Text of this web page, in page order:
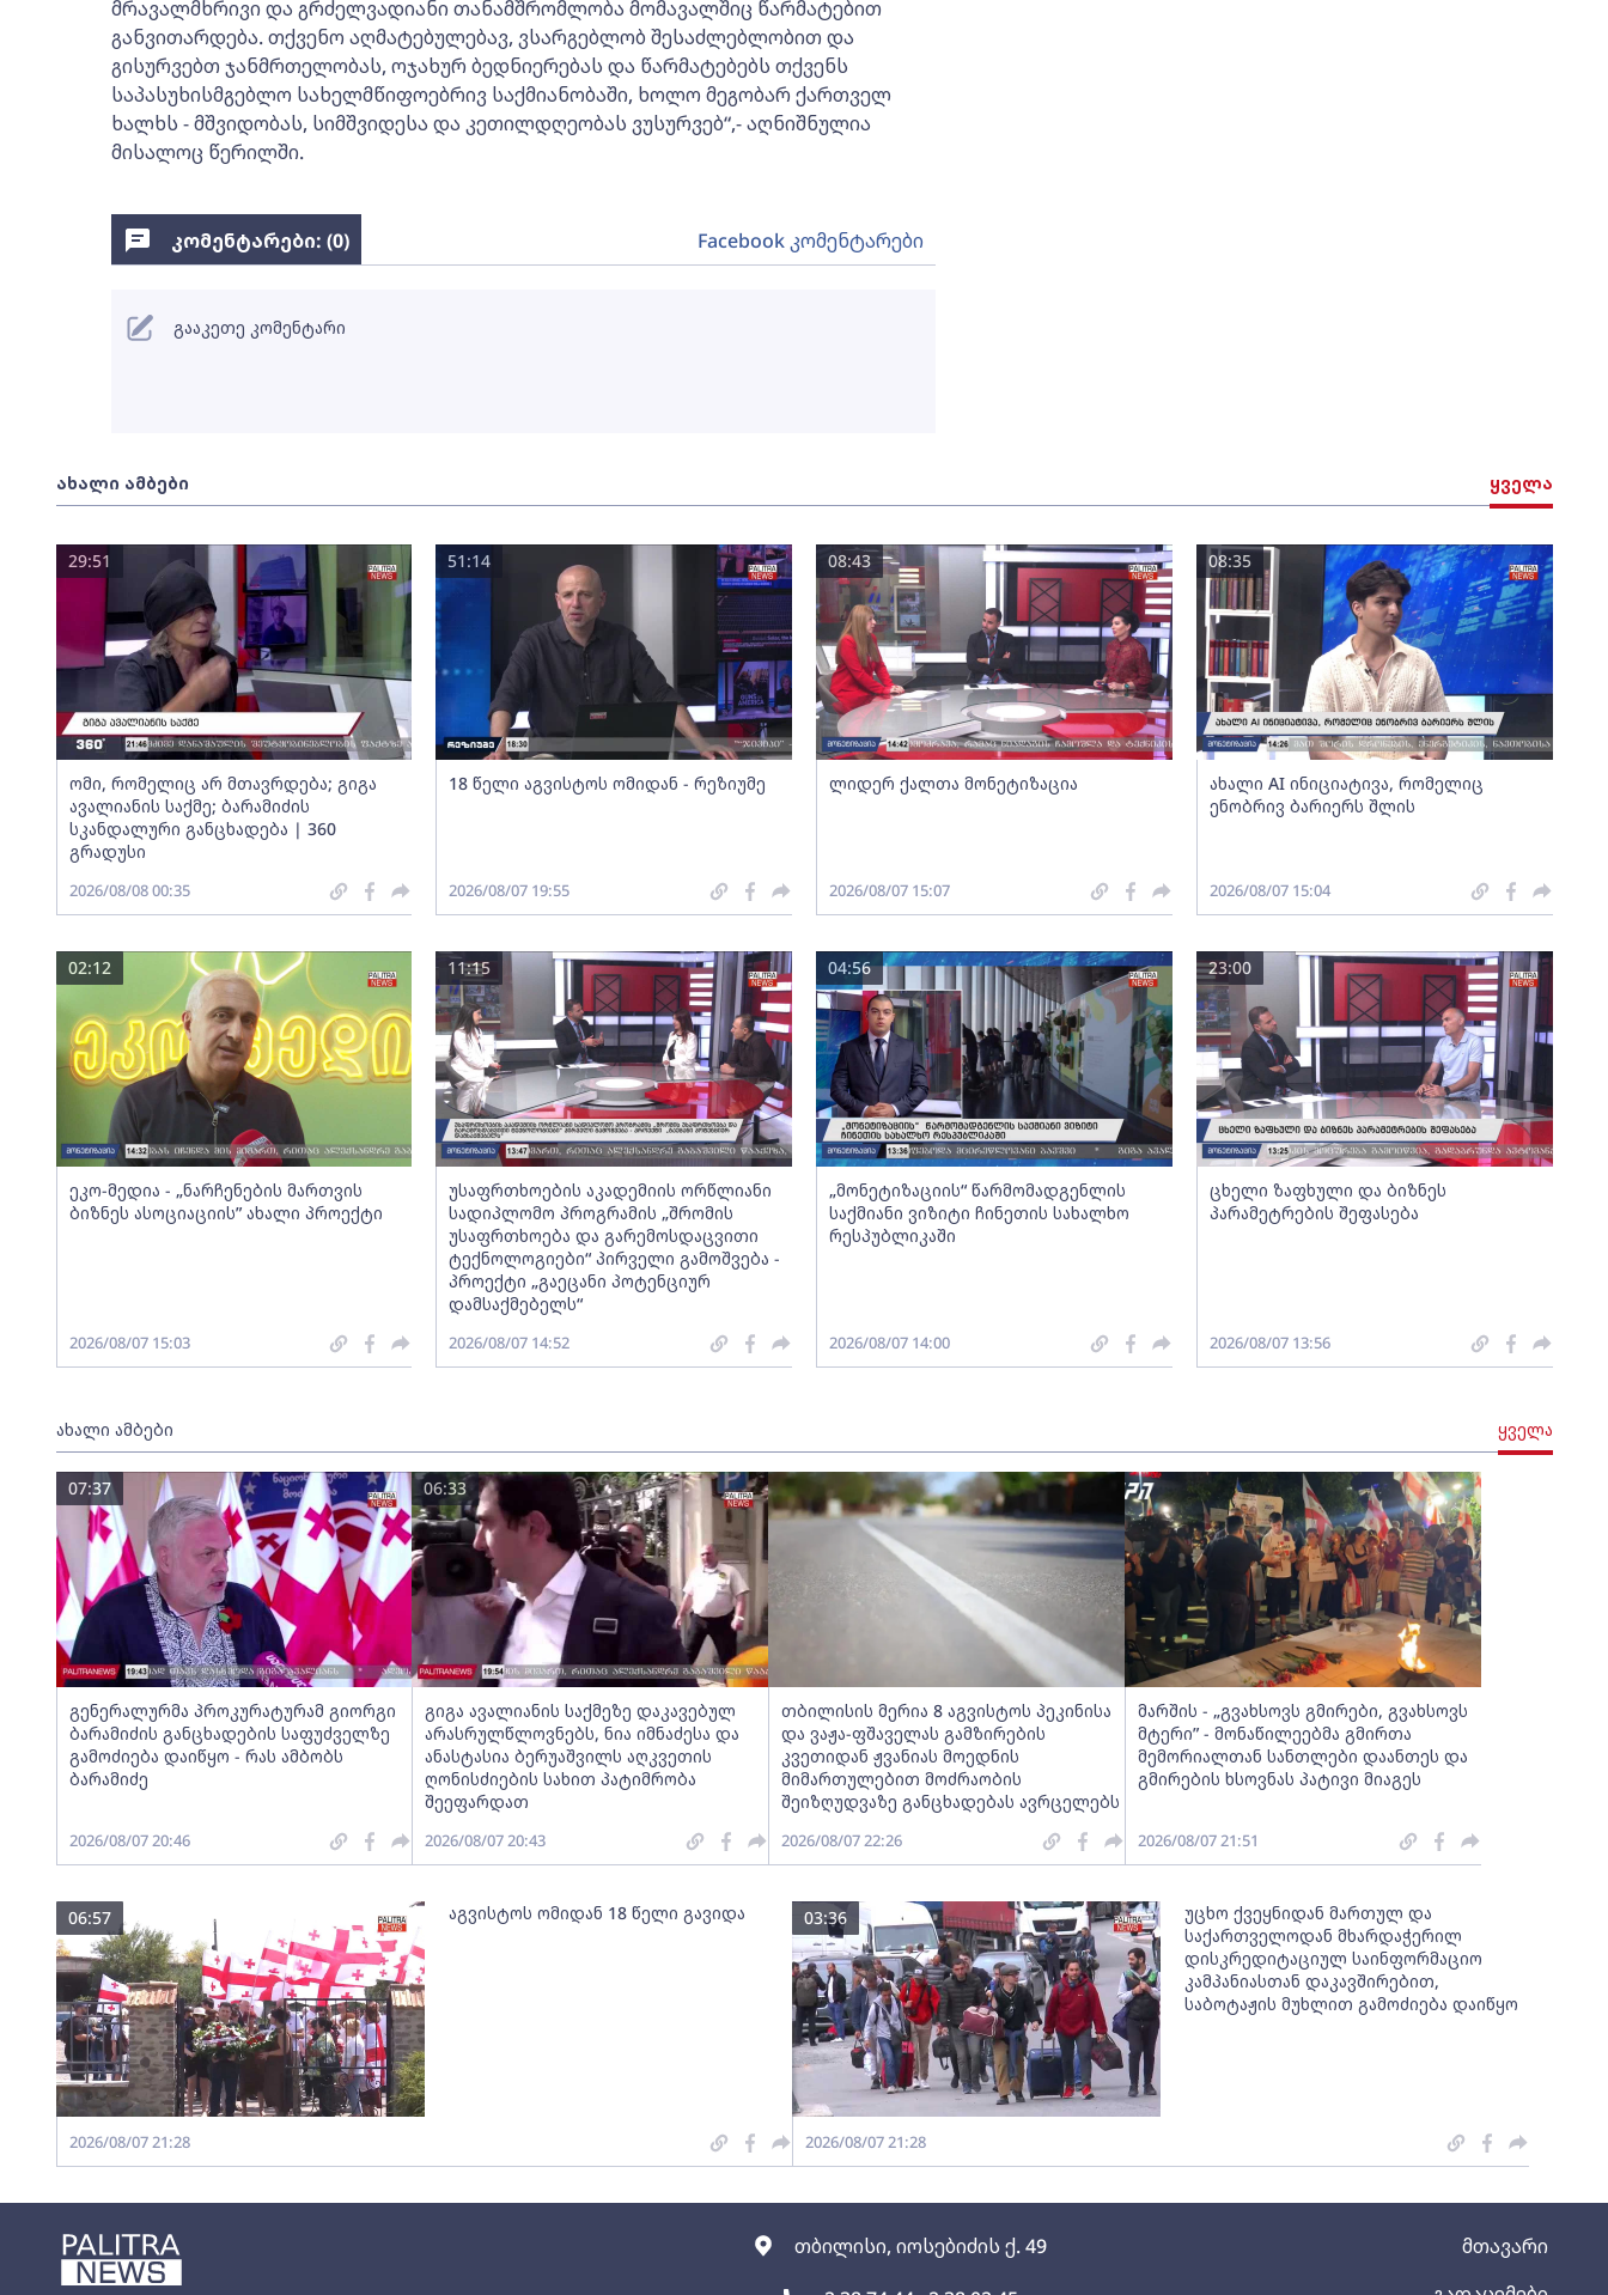
თბილისი, იოსებიძის ქ. 49
მთავარი
მრავალმხრივი და გრძელვადიანი თანამშრომლობა მომავალშიც წარმატებით
განვითარდება. თქვენო აღმატებულებავ, ვსარგებლობ შესაძლებლობით და
გისურვებთ ჯანმრთელობას, ოჯახურ ბედნიერებას და წარმატებებს თქვენს
საპასუხისმგებლო სახელმწიფოებრივ საქმიანობაში, ხოლო მეგობარ ქართველ
ხალხს - მშვიდობას, სიმშვიდესა და კეთილდღეობას ვუსურვებ“,- აღნიშნულია
მისალოც წერილში.
ახალი ამბები ყველა
ომი, რომელიც არ მთავრდება; გიგა
ავალიანის საქმე; ბარამიძის
სკანდალური განცხადება | 360
გრადუსი
29:51
2026/08/08 00:35
18 წელი აგვისტოს ომიდან - რეზიუმე
51:14
2026/08/07 19:55
ლიდერ ქალთა მონეტიზაცია
08:43
2026/08/07 15:07
ახალი AI ინიციატივა, რომელიც
ენობრივ ბარიერს შლის
08:35
2026/08/07 15:04
ეკო-მედია - „ნარჩენების მართვის
ბიზნეს ასოციაციის” ახალი პროექტი
02:12
2026/08/07 15:03
უსაფრთხოების აკადემიის ორწლიანი
სადიპლომო პროგრამის „შრომის
უსაფრთხოება და გარემოსდაცვითი
ტექნოლოგიები“ პირველი გამოშვება -
პროექტი „გაეცანი პოტენციურ
დამსაქმებელს“
11:15
2026/08/07 14:52
„მონეტიზაციის“ წარმომადგენლის
საქმიანი ვიზიტი ჩინეთის სახალხო
რესპუბლიკაში
04:56
2026/08/07 14:00
ცხელი ზაფხული და ბიზნეს
პარამეტრების შეფასება
23:00
2026/08/07 13:56
ახალი ამბები ყველა
გენერალურმა პროკურატურამ გიორგი
ბარამიძის განცხადების საფუძველზე
გამოძიება დაიწყო - რას ამბობს
ბარამიძე
07:37
2026/08/07 20:46
გიგა ავალიანის საქმეზე დაკავებულ
არასრულწლოვნებს, ნია იმნაძესა და
ანასტასია ბერუაშვილს აღკვეთის
ღონისძიების სახით პატიმრობა
შეეფარდათ
06:33
2026/08/07 20:43
თბილისის მერია 8 აგვისტოს პეკინისა
და ვაჟა-ფშაველას გამზირების
კვეთიდან ჟვანიას მოედნის
მიმართულებით მოძრაობის
შეიზღუდვაზე განცხადებას ავრცელებს
2026/08/07 22:26
მარშის - „გვახსოვს გმირები, გვახსოვს
მტერი” - მონაწილეებმა გმირთა
მემორიალთან სანთლები დაანთეს და
გმირების ხსოვნას პატივი მიაგეს
2026/08/07 21:51
აგვისტოს ომიდან 18 წელი გავიდა
06:57
2026/08/07 21:28
უცხო ქვეყნიდან მართულ და
საქართველოდან მხარდაჭერილ
დისკრედიტაციულ საინფორმაციო
კამპანიასთან დაკავშირებით,
საბოტაჟის მუხლით გამოძიება დაიწყო
03:36
2026/08/07 21:28
კომენტარები: (0) Facebook კომენტარები
გააკეთე კომენტარი